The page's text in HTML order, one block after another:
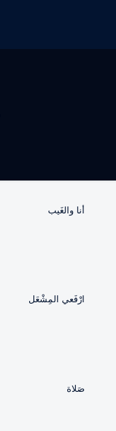
أنا‭ ‬والغَيب
ارْفَعي‭ ‬المِشْعَل
صَلاة